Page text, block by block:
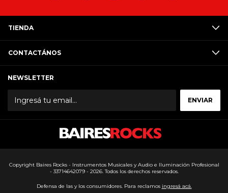
TIENDA
CONTACTÁNOS
NEWSLETTER
Copyright Baires Rocks - Instrumentos Musicales y Audio e Iluminación Profesional
- 33714642079 - 2026. Todos los derechos reservados.
Defensa de las y los consumidores. Para reclamos ingresá acá.